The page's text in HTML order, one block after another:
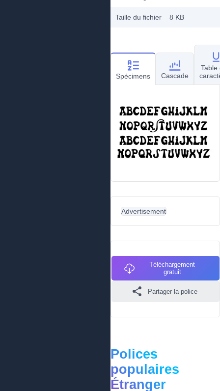
Taille du fichier 8 KB
Spécimens Cascade
Table
Advertisement
Téléchargement
gratuit
Partager la police
Polices
populaires
Étranger